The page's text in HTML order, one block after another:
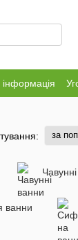
інформація
за
ванни